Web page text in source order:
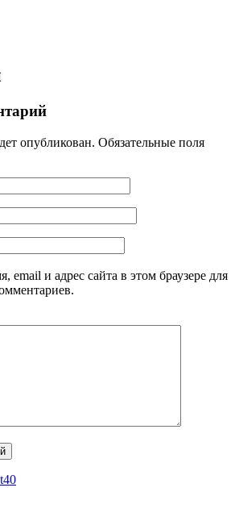
опубликован. Обязательные поля
email и адрес сайта в этом браузере для